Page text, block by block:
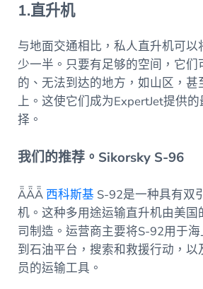
1.直升机
与地面交通相比，私人直升机可以
少一半。只要有足够的空间，它们
的、无法到达的地方，如山区，甚
上。这使它们成为ExpertJet提供
择。
我们的推荐。Sikorsky S-96
ǞǞǞ 西科斯基 S-92是一种具有双
机。这种多用途运输直升机由美国
司制造。运营商主要将S-92用于
到石油平台，搜索和救援行动，以
员的运输工具。